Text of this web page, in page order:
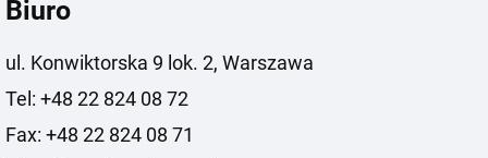
Biuro
ul. Konwiktorska 9 lok. 2, Warszawa
Tel: +48 22 824 08 72
Fax: +48 22 824 08 71